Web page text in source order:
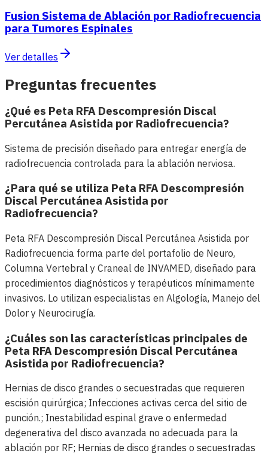
Fusion Sistema de Ablación por Radiofrecuencia
para Tumores Espinales
Ver detalles
Preguntas frecuentes
¿Qué es Peta RFA Descompresión Discal
Percutánea Asistida por Radiofrecuencia?
Sistema de precisión diseñado para entregar energía de
radiofrecuencia controlada para la ablación nerviosa.
¿Para qué se utiliza Peta RFA Descompresión
Discal Percutánea Asistida por
Radiofrecuencia?
Peta RFA Descompresión Discal Percutánea Asistida por
Radiofrecuencia forma parte del portafolio de Neuro,
Columna Vertebral y Craneal de INVAMED, diseñado para
procedimientos diagnósticos y terapéuticos mínimamente
invasivos. Lo utilizan especialistas en Algología, Manejo del
Dolor y Neurocirugía.
¿Cuáles son las características principales de
Peta RFA Descompresión Discal Percutánea
Asistida por Radiofrecuencia?
Hernias de disco grandes o secuestradas que requieren
escisión quirúrgica; Infecciones activas cerca del sitio de
punción.; Inestabilidad espinal grave o enfermedad
degenerativa del disco avanzada no adecuada para la
ablación por RF; Hernias de disco grandes o secuestradas